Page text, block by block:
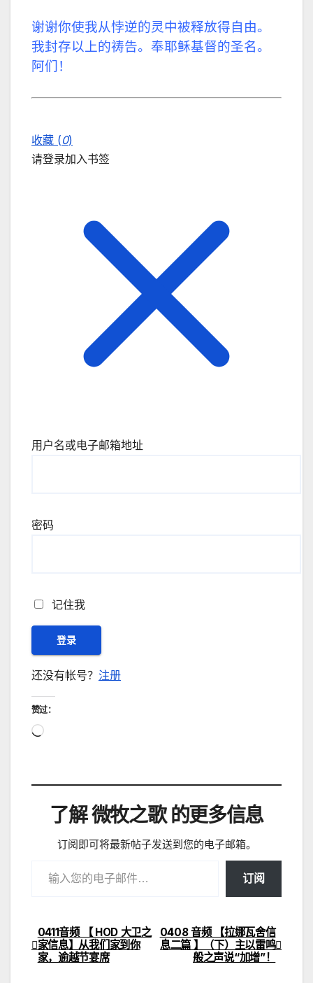
谢谢你使我从悖逆的灵中被释放得自由。
我封存以上的祷告。奉耶稣基督的圣名。
阿们！
收藏 (0)
请登录加入书签
用户名或电子邮箱地址
密码
记住我
还没有帐号？ 注册
赞过：
正
载…
了解 微牧之歌 的更多信息
订阅即可将最新帖子发送到您的电子邮箱。
订阅
文
章
0408 音频 【拉娜瓦舍信
息二篇 】（下）主以雷鸣
般之声说“加增”！
0411音频 【 HOD 大卫之
家信息】从我们家到你
家，逾越节宴席